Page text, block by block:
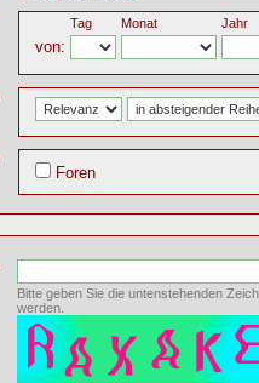
von:
Tag Monat Jahr
Foren
Bitte geben Sie die untenstehenden
werden.